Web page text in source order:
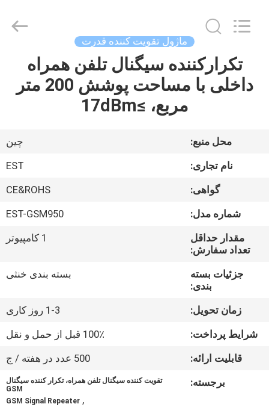
صفحه
اصلی
درباره
کارخانه
کنترل
کیفیت
ELECTRONICS(HK)
CO.,LTD.
ماژول تقویت کننده قدرت
تکرارکننده سیگنال تلفن همراه
داخلی با مساحت پوشش 200 متر
مربع، ≥17dBm
محل منبع:
چین
نام تجاری:
EST
گواهی:
CE&ROHS
شماره مدل:
EST-GSM950
مقدار حداقل
تعداد سفارش:
1 کامپیوتر
جزئیات بسته
بندی:
بسته بندی خنثی
زمان تحویل:
1-3 روز کاری
شرایط پرداخت:
100٪ قبل از حمل و نقل
قابلیت ارائه:
500 عدد در هفته / ج
برجسته:
تقویت کننده سیگنال تلفن همراه، تکرار کننده سیگنال
GSM
,
GSM Signal Repeater